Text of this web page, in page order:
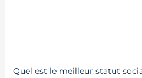
Quel est le meilleur statut
Quel